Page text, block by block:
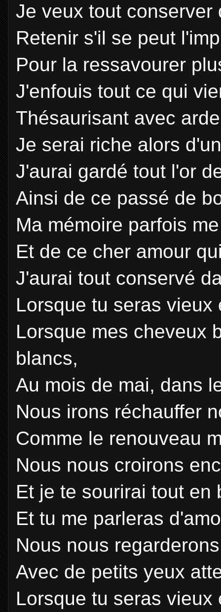
Je veux tout conserver
Retenir s'il se peut
Pour la ressavourer
J'enfouis tout ce qui
Thésaurisant avec
Je serai riche alors
J'aurai gardé tout l'or
Ainsi de ce passé de
Ma mémoire parfois
Et de ce cher amour
J'aurai tout conservé
Lorsque tu seras
Lorsque mes cheveux
blancs,
Au mois de mai, dans
Nous irons réchauffer
Comme le renouveau
Nous nous croirons
Et je te sourirai tout en
Et tu me parleras
Nous nous
Avec de petits yeux
Lorsque tu seras